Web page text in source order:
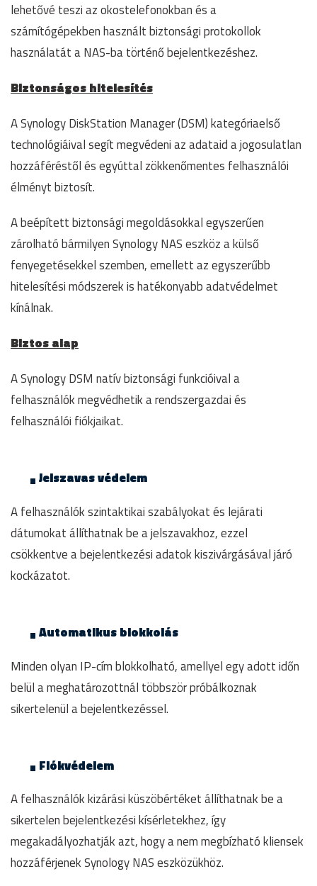
lehetővé teszi az okostelefonokban és a
számítógépekben használt biztonsági protokollok
használatát a NAS-ba történő bejelentkezéshez.
Biztonságos hitelesítés
A Synology DiskStation Manager (DSM) kategóriaelső
technológiáival segít megvédeni az adataid a jogosulatlan
hozzáféréstől és egyúttal zökkenőmentes felhasználói
élményt biztosít.
A beépített biztonsági megoldásokkal egyszerűen
zárolható bármilyen Synology NAS eszköz a külső
fenyegetésekkel szemben, emellett az egyszerűbb
hitelesítési módszerek is hatékonyabb adatvédelmet
kínálnak.
Biztos alap
A Synology DSM natív biztonsági funkcióival a
felhasználók megvédhetik a rendszergazdai és
felhasználói fiókjaikat.
Jelszavas védelem
A felhasználók szintaktikai szabályokat és lejárati
dátumokat állíthatnak be a jelszavakhoz, ezzel
csökkentve a bejelentkezési adatok kiszivárgásával járó
kockázatot.
Automatikus blokkolás
Minden olyan IP-cím blokkolható, amellyel egy adott időn
belül a meghatározottnál többször próbálkoznak
sikertelenül a bejelentkezéssel.
Fiókvédelem
A felhasználók kizárási küszöbértéket állíthatnak be a
sikertelen bejelentkezési kísérletekhez, így
megakadályozhatják azt, hogy a nem megbízható kliensek
hozzáférjenek Synology NAS eszközükhöz.